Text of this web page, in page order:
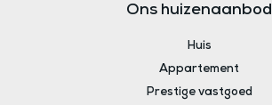
Ons huizenaanbod
Huis
Appartement
Prestige vastgoed